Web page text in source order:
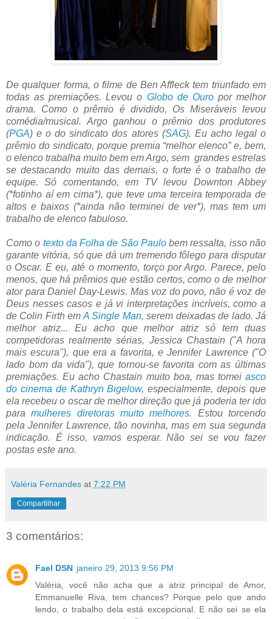
De qualquer forma, o filme de Ben Affleck tem triunfado em
todas as premiações. Levou o Globo de Ouropor melhor
drama. Como o prêmio é dividido, Os Miseráveis levou
comédia/musical. Argo ganhou o prêmio dos produtores
(PGA) e o do sindicato dos atores (SAG). Eu acho legal o
prêmio do sindicato, porque premia “melhor elenco” e, bem,
o elenco trabalha muito bem em Argo, sem grandes estrelas
se destacando muito das demais, o forte é o trabalho de
equipe. Só comentando, em TV levou Downton Abbey
(*fotinho aí em cima*), que teve uma terceira temporada de
altos e baixos (*ainda não terminei de ver*), mas tem um
trabalho de elenco fabuloso.
Como o texto da Folha de São Paulobem ressalta, isso não
garante vitória, só que dá um tremendo fôlego para disputar
o Oscar. E eu, até o momento, torço por Argo. Parece, pelo
menos, que há prêmios que estão certos, como o de melhor
ator para Daniel Day-Lewis. Mas voz do povo, não é voz de
Deus nesses casos e já vi interpretações incríveis, como a
de Colin Firth em A Single Man, serem deixadas de lado. Já
melhor atriz... Eu acho que melhor atriz só tem duas
competidoras realmente sérias, Jessica Chastain ("A hora
mais escura"), que era a favorita, e Jennifer Lawrence ("O
lado bom da vida"), que tornou-se favorita com as últimas
premiações. Eu acho Chastain muito boa, mas tomei asco
do cinema de Kathryn Bigelow, especialmente, depois que
ela recebeu o oscar de melhor direção que já poderia ter ido
paramulheres diretoras muito melhores. Estou torcendo
pela Jennifer Lawrence, tão novinha, mas em sua segunda
indicação. É isso, vamos esperar. Não sei se vou fazer
postas este ano.
Valéria Fernandes at 7:22 PM
Compartilhar
3 comentários:
Fael DSN janeiro 29, 2013 9:56 PM
Valéria, você não acha que a atriz principal de Amor,
Emmanuelle Riva, tem chances? Porque pelo que ando
lendo, o trabalho dela está excepcional. E não sei se ela